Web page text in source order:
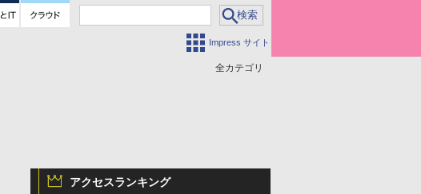
Impress サイト
全カテゴリ
アクセスランキング